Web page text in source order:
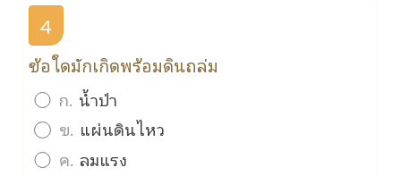
4
ข้อใดมักเกิดพร้อมดินถล่ม
ก. น้ำป่า
ข. แผ่นดินไหว
ค. ลมแรง